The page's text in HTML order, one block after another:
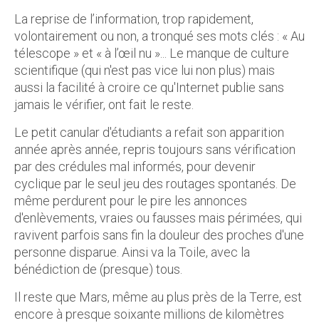
La reprise de l’information, trop rapidement,
volontairement ou non, a tronqué ses mots clés : « Au
télescope » et « à l’œil nu »... Le manque de culture
scientifique (qui n'est pas vice lui non plus) mais
aussi la facilité à croire ce qu'Internet publie sans
jamais le vérifier, ont fait le reste.
Le petit canular d'étudiants a refait son apparition
année après année, repris toujours sans vérification
par des crédules mal informés, pour devenir
cyclique par le seul jeu des routages spontanés. De
même perdurent pour le pire les annonces
d'enlèvements, vraies ou fausses mais périmées, qui
ravivent parfois sans fin la douleur des proches d'une
personne disparue. Ainsi va la Toile, avec la
bénédiction de (presque) tous.
Il reste que Mars, même au plus près de la Terre, est
encore à presque soixante millions de kilomètres